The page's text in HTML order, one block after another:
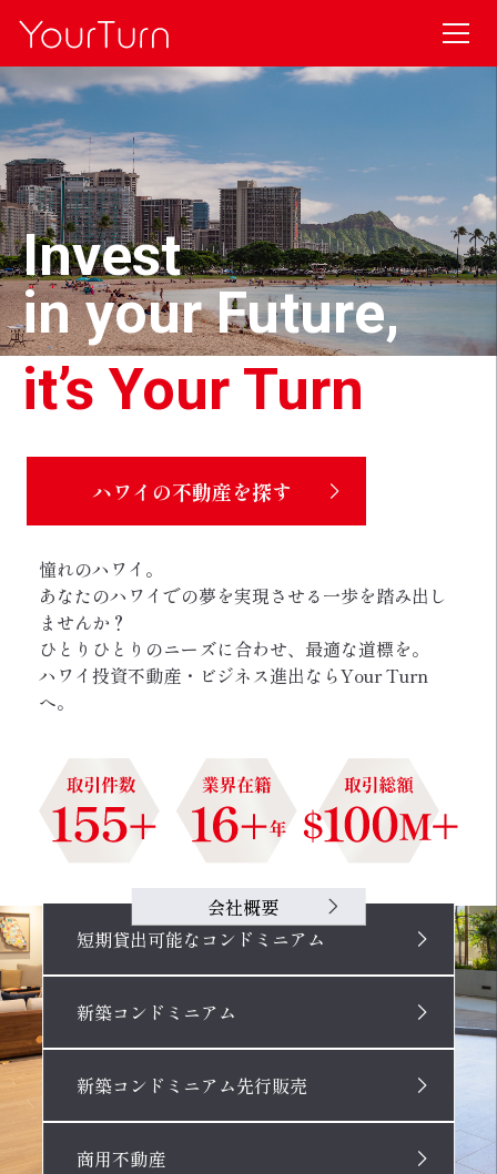
Invest
in your Future,
it’s Your Turn
ハワイの不動産を探す
憧れのハワイ。
あなたのハワイでの夢を実現させる一歩を踏み出し
ませんか？
ひとりひとりのニーズに合わせ、最適な道標を。
ハワイ投資不動産・ビジネス進出ならYour Turn
へ。
短期貸出可能なコンドミニアム
新築コンドミニアム
新築コンドミニアム先行販売
商用不動産
会社概要